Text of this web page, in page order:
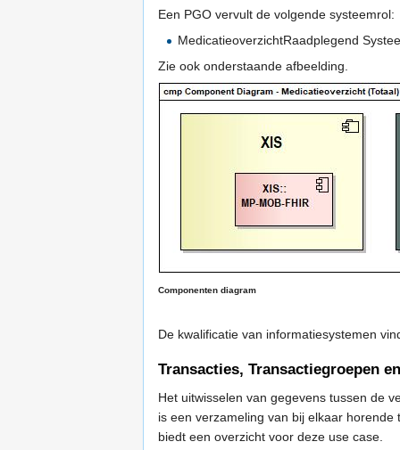
Een PGO vervult de volgende systeemrol:
MedicatieoverzichtRaadplegend
Zie ook onderstaande afbeelding.
Componenten diagram
De kwalificatie van informatiesystemen
Transacties, Transactiegroepen
Het uitwisselen van gegevens tussen de
is een verzameling van bij elkaar
biedt een overzicht voor deze use case.